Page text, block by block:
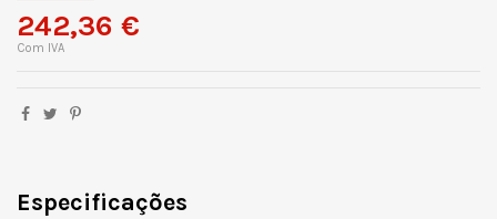
242,36 €
Com IVA
Especificações